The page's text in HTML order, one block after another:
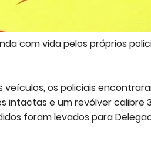
com vida pelos próprios
os policiais
intactas e um revólver calibre
foram levados para